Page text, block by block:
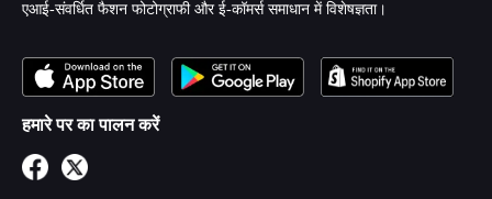
एआई-संवर्धित फैशन फोटोग्राफी और ई-कॉमर्स समाधान में विशेषज्ञता।
हमारे पर का पालन करें